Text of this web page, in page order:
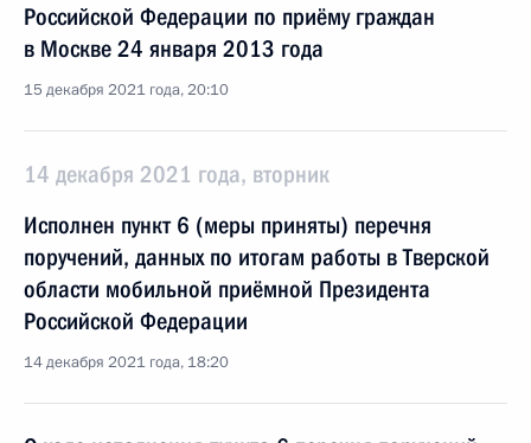
Российской Федерации по приёму граждан
в Москве 24 января 2013 года
15 декабря 2021 года, 20:10
14 декабря 2021 года, вторник
Исполнен пункт 6 (меры приняты) перечня
поручений, данных по итогам работы в Тверской
области мобильной приёмной Президента
Российской Федерации
14 декабря 2021 года, 18:20